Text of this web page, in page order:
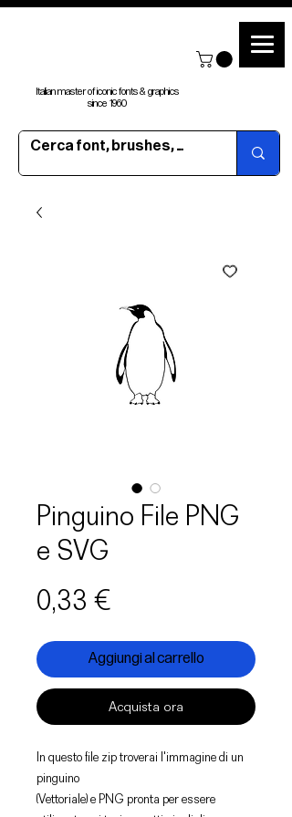
Italian master of iconic fonts & graphics
since 1960
Pinguino File PNG
e SVG
0,33 €
Aggiungi al carrello
Acquista ora
In questo file zip troverai l'immagine di un
pinguino
(Vettoriale) e PNG pronta per essere